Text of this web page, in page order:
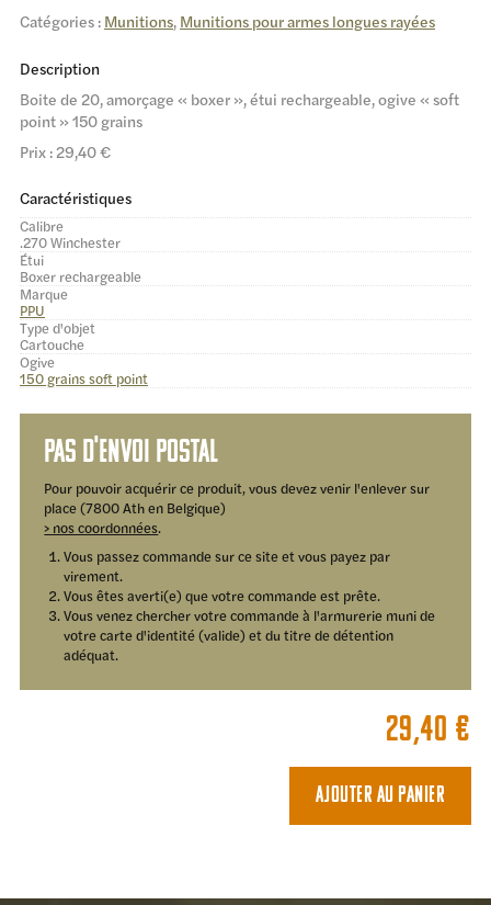
Catégories : Munitions, Munitions pour armes longues rayées
Description
Boite de 20, amorçage « boxer », étui rechargeable, ogive « soft
point » 150 grains
Prix : 29,40 €
Caractéristiques
Calibre
.270 Winchester
Étui
Boxer rechargeable
Marque
PPU
Type d'objet
Cartouche
Ogive
150 grains soft point
Pas d'envoi postal
Pour pouvoir acquérir ce produit, vous devez venir l'enlever sur
place (7800 Ath en Belgique)
> nos coordonnées.
Vous passez commande sur ce site et vous payez par
virement.
Vous êtes averti(e) que votre commande est prête.
Vous venez chercher votre commande à l'armurerie muni de
votre carte d'identité (valide) et du titre de détention
adéquat.
29,40€
Ajouter au panier